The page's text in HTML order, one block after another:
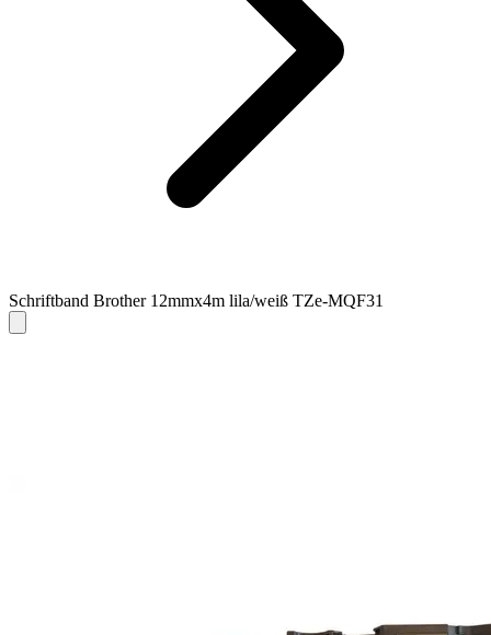
Schriftband Brother 12mmx4m lila/weiß TZe-MQF31